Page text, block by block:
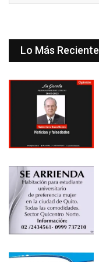
Lo Más Reciente